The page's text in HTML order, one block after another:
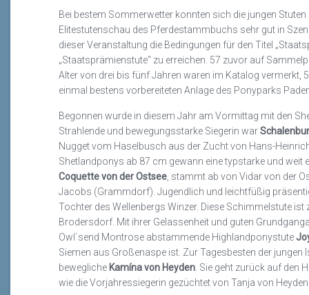
Bei bestem Sommerwetter konnten sich die jungen
Elitestutenschau des Pferdestammbuchs sehr gut in
dieser Veranstaltung die Bedingungen für den Titel
„Staatsprämienstute“ zu erreichen. 57 zuvor auf
Alter von drei bis fünf Jahren waren im Katalog vermerkt,
einmal bestens vorbereiteten Anlage des Ponyparks
Begonnen wurde in diesem Jahr am Vormittag mit den
Strahlende und bewegungsstarke Siegerin war
Nugget vom Haselbusch aus der Zucht von Hans-
Shetlandponys ab 87 cm gewann eine typstarke und weit
Coquette von der Ostsee , stammt ab von Vidar von der
Jacobs (Grammdorf). Jugendlich und leichtfüßig
Tochter des Wellenbergs Winzer. Diese Schimmelstute ist
Brodersdorf. Mit ihrer Gelassenheit und guten
Owl´send Montrose abstammende Highlandponystute
Siemen aus Großenaspe ist. Zur Tagesbesten der jungen
bewegliche Kamína von Heyden . Sie geht zurück auf den
wie die Vorjahressiegerin gezüchtet von Tanja von